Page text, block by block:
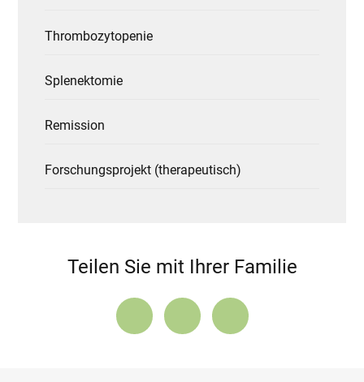
Thrombozytopenie
Splenektomie
Remission
Forschungsprojekt (therapeutisch)
Teilen Sie mit Ihrer Familie